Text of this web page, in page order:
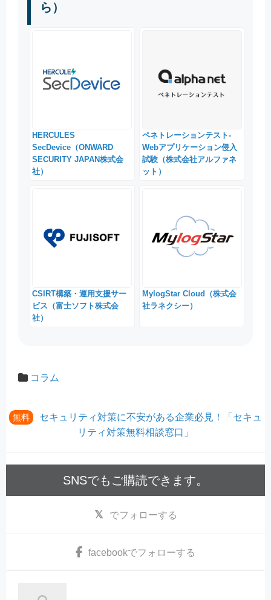
ら）
HERCULES
SecDevice（ONWARD
SECURITY JAPAN株式会
社）
ペネトレーションテスト-
Webアプリケーション侵入
試験（株式会社アルファネ
ット）
CSIRT構築・運用支援サー
ビス（富士ソフト株式会
社）
MylogStar Cloud（株式会
社ラネクシー）
コラム
無料
セキュリティ対策に不安がある企業必見！「セキュ
リティ対策無料相談窓口」
SNSでもご購読できます。
でフォローする
facebookでフォローする